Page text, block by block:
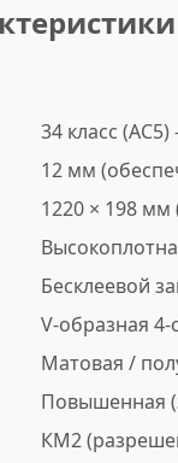
34 класс
12 мм
1220 × 198
Бесклеевой
V-образная
Матовая /
Повышенная
КМ2